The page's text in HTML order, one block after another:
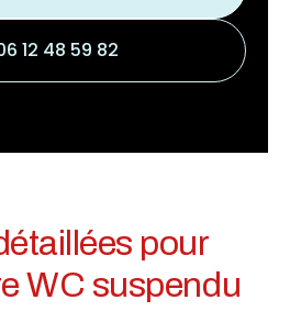
12 48 59 82
pour
WC suspendu